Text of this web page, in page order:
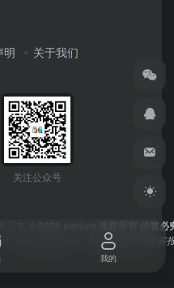
明 关于我们
关注公众号
© 2026 simj.cn 版权所有 仿冒必
授权作者保护，数据侵权严重者将
我的